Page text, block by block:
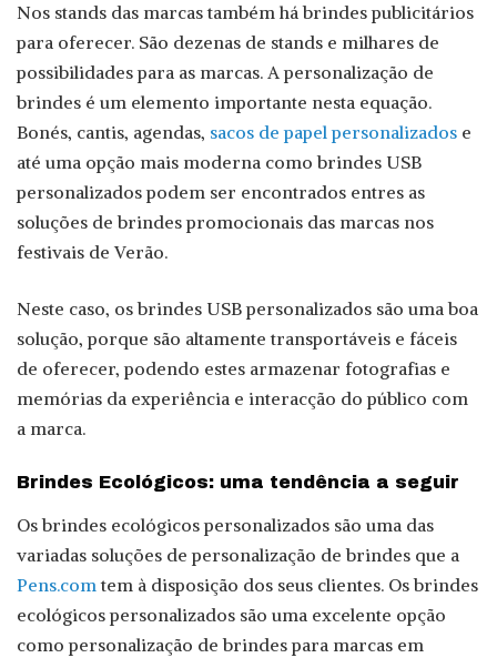
Nos stands das marcas também há brindes publicitários
para oferecer. São dezenas de stands e milhares de
possibilidades para as marcas. A personalização de
brindes é um elemento importante nesta equação.
Bonés, cantis, agendas, sacos de papel personalizados e
até uma opção mais moderna como brindes USB
personalizados podem ser encontrados entres as
soluções de brindes promocionais das marcas nos
festivais de Verão.
Neste caso, os brindes USB personalizados são uma boa
solução, porque são altamente transportáveis e fáceis
de oferecer, podendo estes armazenar fotografias e
memórias da experiência e interacção do público com
a marca.
Brindes Ecológicos: uma tendência a seguir
Os brindes ecológicos personalizados são uma das
variadas soluções de personalização de brindes que a
Pens.com tem à disposição dos seus clientes. Os brindes
ecológicos personalizados são uma excelente opção
como personalização de brindes para marcas em